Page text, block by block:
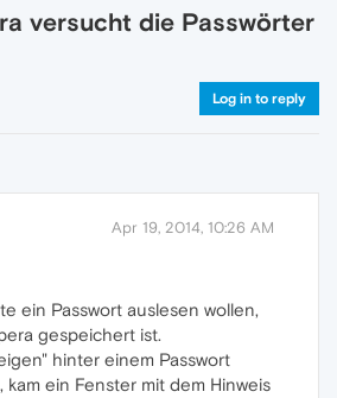
versucht die Passwörter
Log in to reply
Apr 19, 2014, 10:26 AM
ein Passwort auslesen wollen,
gespeichert ist.
hinter einem Passwort
kam ein Fenster mit dem Hinweis